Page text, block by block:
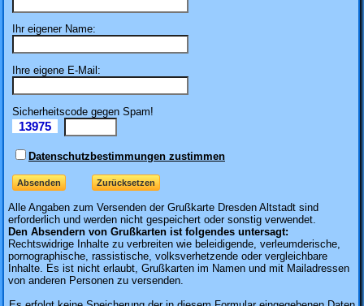
Ihr eigener Name:
Ihre eigene E-Mail:
Sicherheitscode gegen Spam!
13975
Datenschutzbestimmungen zustimmen
Alle Angaben zum Versenden der Grußkarte Dresden Altstadt sind
erforderlich und werden nicht gespeichert oder sonstig verwendet.
Den Absendern von Grußkarten ist folgendes untersagt:
Rechtswidrige Inhalte zu verbreiten wie beleidigende, verleumderische,
pornographische, rassistische, volksverhetzende oder vergleichbare
Inhalte. Es ist nicht erlaubt, Grußkarten im Namen und mit Mailadressen
von anderen Personen zu versenden.